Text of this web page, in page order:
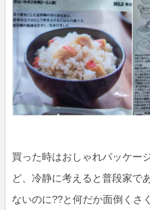
買った時はおしゃれパッケー
ど、冷静に考えると普段家で
ないのに??と何だか面倒くさ